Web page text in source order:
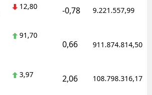
12,80 -0,78 9.221.557,99
91,70
0,66 911.874.814,50
3,97 2,06 108.798.316,17